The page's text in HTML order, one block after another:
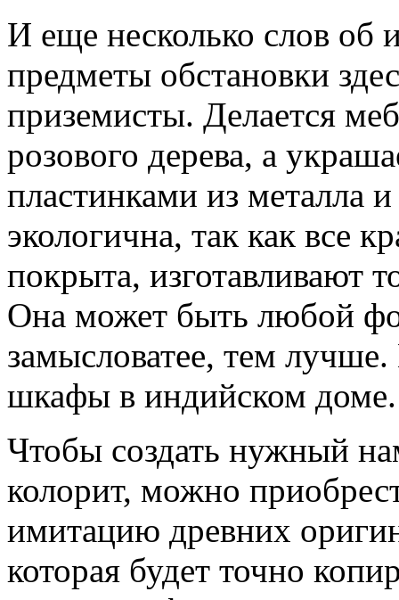
И еще несколько слов об
предметы обстановки
приземисты. Делается
розового дерева, а
пластинками из металла
экологична, так как все
покрыта, изготавливают
Она может быть любой
замысловатее, тем
шкафы в индийском доме.
Чтобы создать нужный
колорит, можно
имитацию древних
которая будет точно